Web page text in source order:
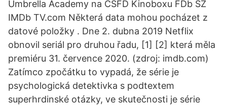
Umbrella Academy na ČSFD Kinoboxu FDb SZ
IMDb TV.com Některá data mohou pocházet z
datové položky . Dne 2. dubna 2019 Netflix
obnovil seriál pro druhou řadu, [1] [2] která měla
premiéru 31. července 2020. (zdroj: imdb.com)
Zatímco zpočátku to vypadá, že série je
psychologická detektivka s podtextem
superhrdinské otázky, ve skutečnosti je série